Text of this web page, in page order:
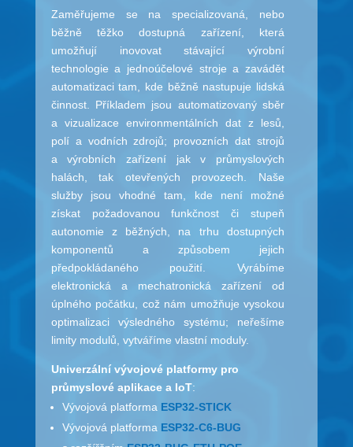
Zaměřujeme se na specializovaná, nebo
běžně těžko dostupná zařízení, která
umožňují inovovat stávající výrobní
technologie a jednoúčelové stroje a zavádět
automatizaci tam, kde běžně nastupuje lidská
činnost. Příkladem jsou automatizovaný sběr
a vizualizace environmentálních dat z lesů,
polí a vodních zdrojů; provozních dat strojů
a výrobních zařízení jak v průmyslových
halách, tak otevřených provozech. Naše
služby jsou vhodné tam, kde není možné
získat požadovanou funkčnost či stupeň
autonomie z běžných, na trhu dostupných
komponentů a způsobem jejich
předpokládaného použití. Vyrábíme
elektronická a mechatronická zařízení od
úplného počátku, což nám umožňuje vysokou
optimalizaci výsledného systému; neřešíme
limity modulů, vytváříme vlastní moduly.
Univerzální vývojové platformy pro
průmyslové aplikace a IoT:
Vývojová platforma ESP32-STICK
Vývojová platforma ESP32-C6-BUG